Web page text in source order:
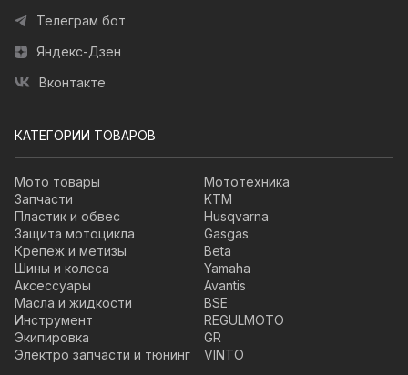
Телеграм бот
Яндекс-Дзен
Вконтакте
КАТЕГОРИИ ТОВАРОВ
Мото товары
Запчасти
Пластик и обвес
Защита мотоцикла
Крепеж и метизы
Шины и колеса
Аксессуары
Масла и жидкости
Инструмент
Экипировка
Электро запчасти и тюнинг
Мототехника
KTM
Husqvarna
Gasgas
Beta
Yamaha
Avantis
BSE
REGULMOTO
GR
VINTO